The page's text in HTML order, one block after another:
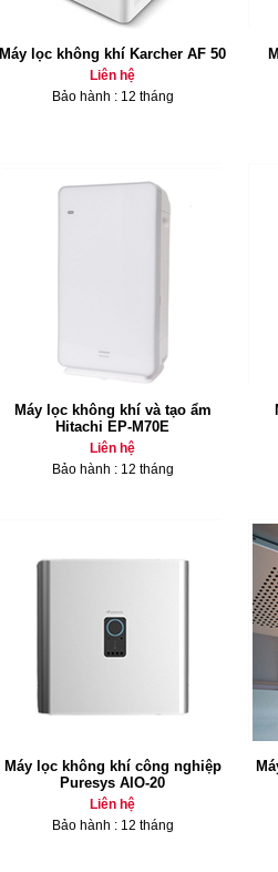
Máy lọc không khí Karcher AF 50
Liên hệ
Bảo hành : 12 tháng
Máy lọc không khí và tạo ẩm
Hitachi EP-M70E
Liên hệ
Bảo hành : 12 tháng
Máy lọc không khí công nghiệp
Puresys AIO-20
Liên hệ
Bảo hành : 12 tháng